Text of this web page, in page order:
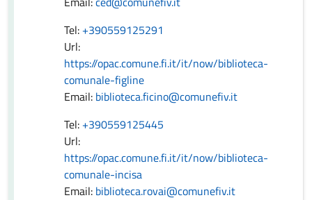
Tel: +390559125291
Url:
https://opac.comune.fi.it/it/now/biblioteca-
comunale-figline
Email: biblioteca.ficino@comunefiv.it
Tel: +390559125445
Url:
https://opac.comune.fi.it/it/now/biblioteca-
comunale-incisa
Email: biblioteca.rovai@comunefiv.it